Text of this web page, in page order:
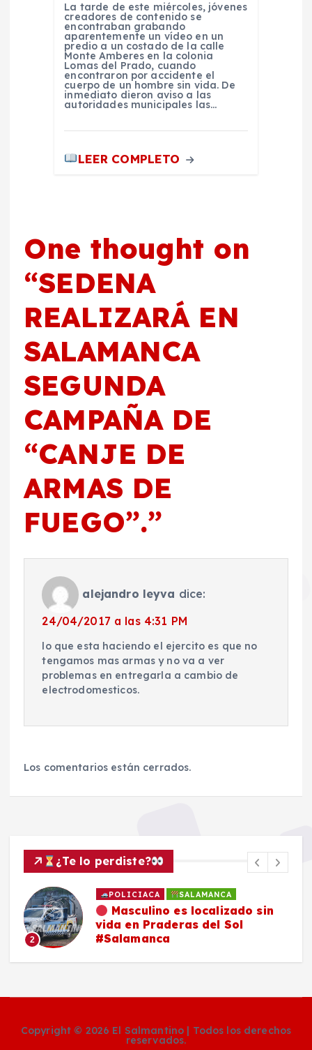
La tarde de este miércoles, jóvenes
creadores de contenido se
encontraban grabando
aparentemente un vídeo en un
predio a un costado de la calle
Monte Amberes en la colonia
Lomas del Prado, cuando
encontraron por accidente el
cuerpo de un hombre sin vida. De
inmediato dieron aviso a las
autoridades municipales las…
LEER COMPLETO
One thought on
“SEDENA
REALIZARÁ EN
SALAMANCA
SEGUNDA
CAMPAÑA DE
“CANJE DE
ARMAS DE
FUEGO”.”
alejandro leyva dice:
24/04/2017 a las 4:31 PM
lo que esta haciendo el ejercito es que no
tengamos mas armas y no va a ver
problemas en entregarla a cambio de
electrodomesticos.
Los comentarios están cerrados.
¿Te lo perdiste?
2
POLICIACA SALAMANCA
Masculino es localizado sin
vida en Praderas del Sol
#Salamanca
Copyright © 2026 El Salmantino | Todos los derechos
reservados.